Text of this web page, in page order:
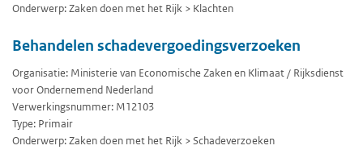
Onderwerp: Zaken doen met het Rijk > Klachten
Behandelen schadevergoedingsverzoeken
Organisatie: Ministerie van Economische Zaken en Klimaat / Rijksdienst
voor Ondernemend Nederland
Verwerkingsnummer: M12103
Type: Primair
Onderwerp: Zaken doen met het Rijk > Schadeverzoeken